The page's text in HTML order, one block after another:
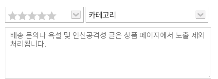
카테고리